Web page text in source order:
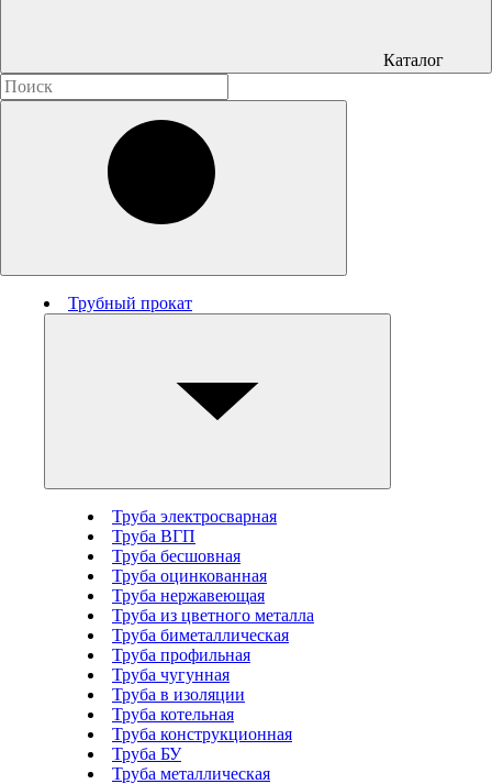
Каталог
Трубный прокат
Труба электросварная
Труба ВГП
Труба бесшовная
Труба оцинкованная
Труба нержавеющая
Труба из цветного металла
Труба биметаллическая
Труба профильная
Труба чугунная
Труба в изоляции
Труба котельная
Труба конструкционная
Труба БУ
Труба металлическая